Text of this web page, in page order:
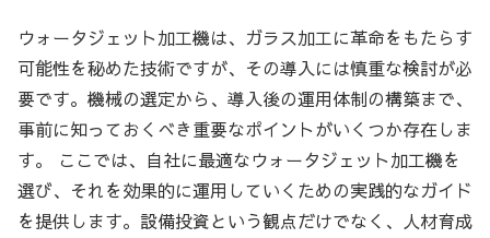
ウォータジェット加工機は、ガラス加工に革命をもたらす
可能性を秘めた技術ですが、その導入には慎重な検討が必
要です。機械の選定から、導入後の運用体制の構築まで、
事前に知っておくべき重要なポイントがいくつか存在しま
す。 ここでは、自社に最適なウォータジェット加工機を
選び、それを効果的に運用していくための実践的なガイド
を提供します。設備投資という観点だけでなく、人材育成